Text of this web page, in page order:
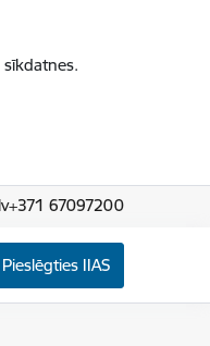
+371 67097200
Pieslēgties IIAS